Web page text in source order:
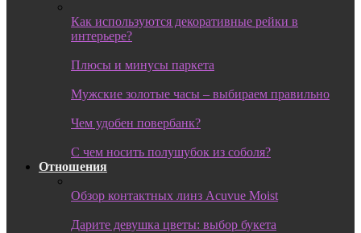
Как используются декоративные рейки в
интерьере?
Плюсы и минусы паркета
Мужские золотые часы – выбираем правильно
Чем удобен повербанк?
С чем носить полушубок из соболя?
Отношения
Обзор контактных линз Acuvue Moist
Дарите девушка цветы: выбор букета